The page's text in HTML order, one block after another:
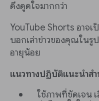
ดึงดูดใจมากกว่า
YouTube Shorts อาจเ
บอกเล่าข่าวของคุณในรู
อายุน้อย
แนวทางปฏิบัติแนะนำส
ใช้ภาพที่ชัดเจน